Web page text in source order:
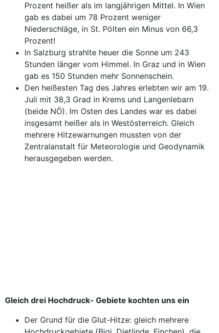
Prozent heißer als im langjährigen Mittel. In Wien
gab es dabei um 78 Prozent weniger
Niederschläge, in St. Pölten ein Minus von 66,3
Prozent!
In Salzburg strahlte heuer die Sonne um 243
Stunden länger vom Himmel. In Graz und in Wien
gab es 150 Stunden mehr Sonnenschein.
Den heißesten Tag des Jahres erlebten wir am 19.
Juli mit 38,3 Grad in Krems und Langenlebarn
(beide NÖ). Im Osten des Landes war es dabei
insgesamt heißer als in Westösterreich. Gleich
mehrere Hitzewarnungen mussten von der
Zentralanstalt für Meteorologie und Geodynamik
herausgegeben werden.
Gleich drei Hochdruck- Gebiete kochten uns ein
Der Grund für die Glut-Hitze: gleich mehrere